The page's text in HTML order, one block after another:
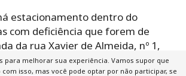
estacionamento dentro do
com deficiência que forem de
da rua Xavier de Almeida, nº 1,
(zona azul) em 90°.
para melhorar sua experiência. Vamos supor que
isso, mas você pode optar por não participar, se